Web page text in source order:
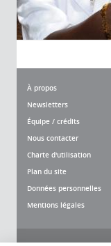
À propos
Newsletters
Équipe / crédits
Nous contacter
Charte d'utilisation
Plan du site
Données personnelles
Mentions légales